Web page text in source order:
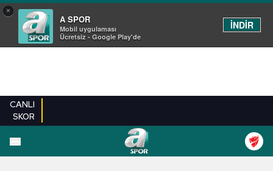
×
A SPOR
Mobil uygulaması
Ücretsiz - Google Play'de
İNDİR
CANLI
SKOR
EN YENILER